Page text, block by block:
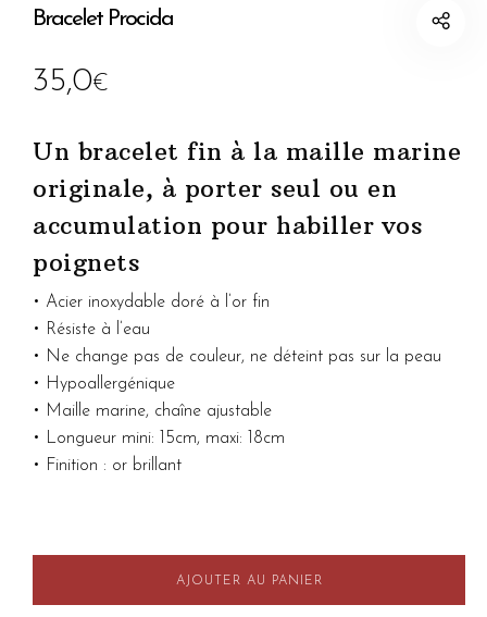
Bracelet Procida
35,0€
Un bracelet fin à la maille marine
originale, à porter seul ou en
accumulation pour habiller vos
poignets
• Acier inoxydable doré à l’or fin
• Résiste à l’eau
• Ne change pas de couleur, ne déteint pas sur la peau
• Hypoallergénique
• Maille marine, chaîne ajustable
• Longueur mini: 15cm, maxi: 18cm
• Finition : or brillant
AJOUTER AU PANIER